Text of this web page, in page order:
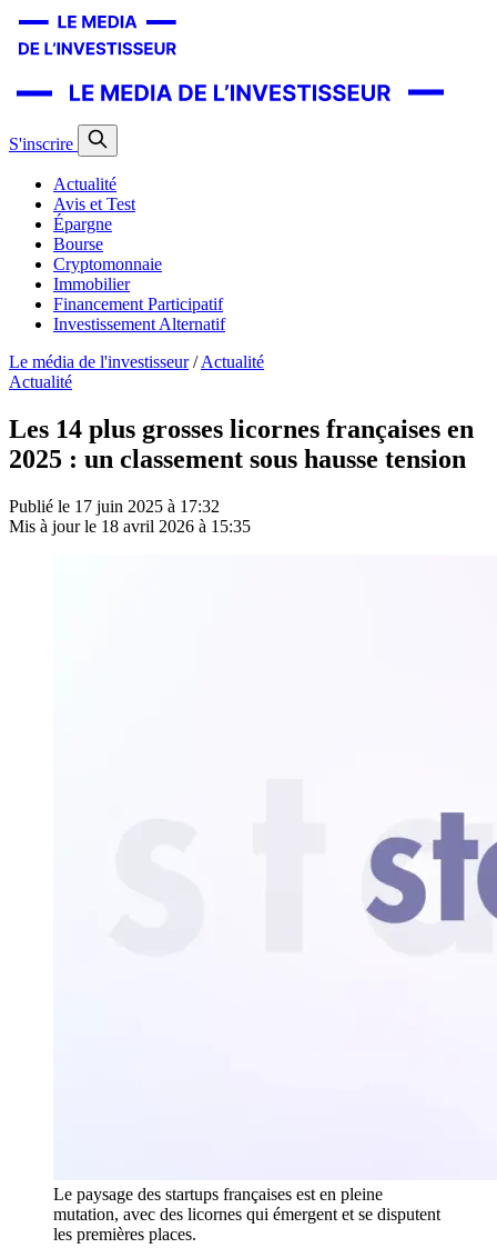
S'inscrire
Actualité
Avis et Test
Épargne
Bourse
Cryptomonnaie
Immobilier
Financement Participatif
Investissement Alternatif
Le média de l'investisseur / Actualité
Actualité
Les 14 plus grosses licornes françaises en
2025 : un classement sous hausse tension
Publié le 17 juin 2025 à 17:32
Mis à jour le 18 avril 2026 à 15:35
Le paysage des startups françaises est en pleine
mutation, avec des licornes qui émergent et se disputent
les premières places.